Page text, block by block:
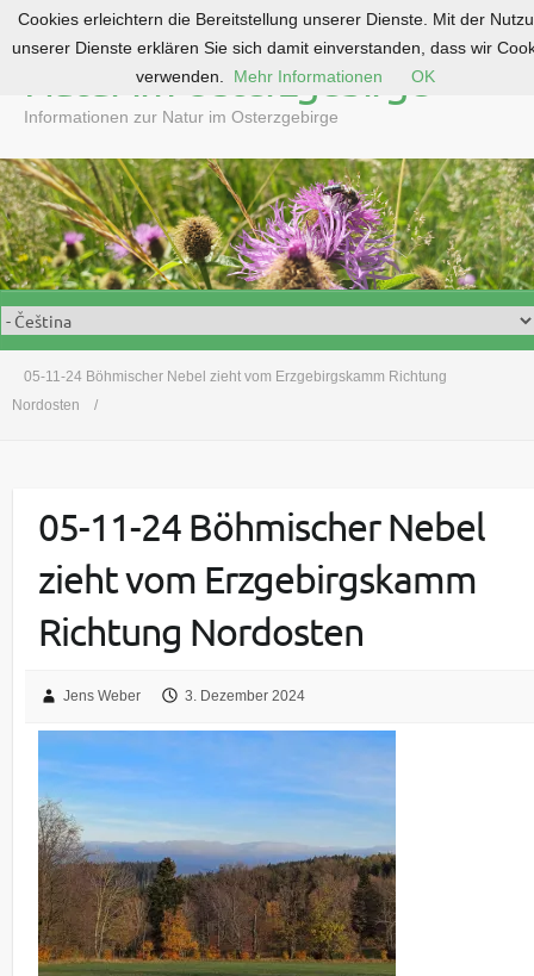
o
c
o
n
t
e
n
Natur im Osterzgebirge
Informationen zur Natur im Osterzgebirge
05-11-24 Böhmischer Nebel zieht vom Erzgebirgskamm Richtung
Nordosten
05-11-24 Böhmischer Nebel
zieht vom Erzgebirgskamm
Richtung Nordosten
Jens Weber 3. Dezember 2024
Cookies erleichtern die Bereitstellung unserer Dienste. Mit der
unserer Dienste erklären Sie sich damit einverstanden, dass wir
verwenden.
Mehr Informationen OK